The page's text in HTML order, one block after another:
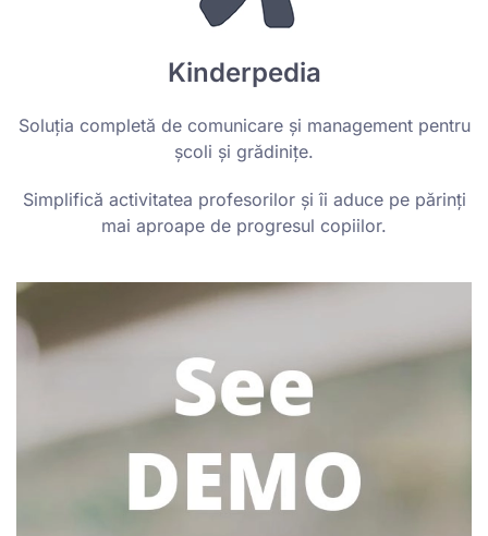
Kinderpedia
Soluția completă de comunicare și management pentru
școli și grădinițe.
Simplifică activitatea profesorilor și îi aduce pe părinți
mai aproape de progresul copiilor.